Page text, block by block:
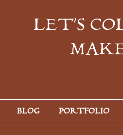
LET’S
BLOG PORTFOLIO